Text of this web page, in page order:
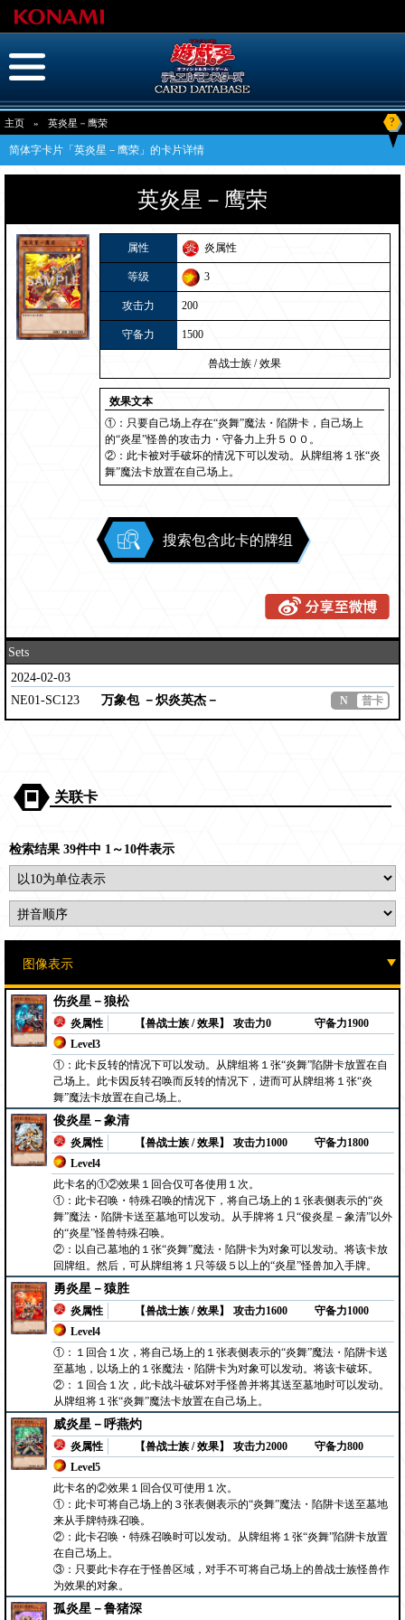
主页 » 英炎星－鹰荣 ?
简体字卡片「英炎星－鹰荣」的卡片详情
英炎星－鹰荣
属性 炎属性
等级 3
攻击力 200
守备力 1500
兽战士族 / 效果
效果文本
①：只要自己场上存在“炎舞”魔法・陷阱卡，自己场上
的“炎星”怪兽的攻击力・守备力上升５００。
②：此卡被对手破坏的情况下可以发动。从牌组将１张“炎
舞”魔法卡放置在自己场上。
搜索包含此卡的牌组
Sets
2024-02-03
NE01-SC123
万象包 －炽炎英杰－ N 普卡
关联卡
检索结果 39件中 1～10件表示
伤炎星－狼松
炎属性
【兽战士族 / 效果】
Level3
攻击力0 守备力1900
①：此卡反转的情况下可以发动。从牌组将１张“炎舞”陷阱卡放置在自
己场上。此卡因反转召唤而反转的情况下，进而可从牌组将１张“炎
舞”魔法卡放置在自己场上。
俊炎星－象清
炎属性
【兽战士族 / 效果】
Level4
攻击力1000 守备力1800
此卡名的①②效果１回合仅可各使用１次。
①：此卡召唤・特殊召唤的情况下，将自己场上的１张表侧表示的“炎
舞”魔法・陷阱卡送至墓地可以发动。从手牌将１只“俊炎星－象清”以外
的“炎星”怪兽特殊召唤。
②：以自己墓地的１张“炎舞”魔法・陷阱卡为对象可以发动。将该卡放
回牌组。然后，可从牌组将１只等级５以上的“炎星”怪兽加入手牌。
勇炎星－猿胜
炎属性
【兽战士族 / 效果】
Level4
攻击力1600 守备力1000
①：１回合１次，将自己场上的１张表侧表示的“炎舞”魔法・陷阱卡送
至墓地，以场上的１张魔法・陷阱卡为对象可以发动。将该卡破坏。
②：１回合１次，此卡战斗破坏对手怪兽并将其送至墓地时可以发动。
从牌组将１张“炎舞”魔法卡放置在自己场上。
威炎星－呼燕灼
炎属性
【兽战士族 / 效果】
Level5
攻击力2000 守备力800
此卡名的②效果１回合仅可使用１次。
①：此卡可将自己场上的３张表侧表示的“炎舞”魔法・陷阱卡送至墓地
来从手牌特殊召唤。
②：此卡召唤・特殊召唤时可以发动。从牌组将１张“炎舞”陷阱卡放置
在自己场上。
③：只要此卡存在于怪兽区域，对手不可将自己场上的兽战士族怪兽作
为效果的对象。
孤炎星－鲁猪深